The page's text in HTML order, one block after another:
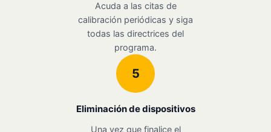
Acuda a las citas de
calibración periódicas y siga
todas las directrices del
programa.
5
Eliminación de dispositivos
Una vez que finalice el